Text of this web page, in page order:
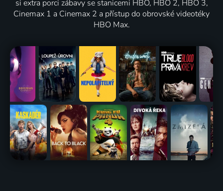
si extra porci zábavy se stanicemi HBO, HBO 2, HBO 3,
Cinemax 1 a Cinemax 2 a přístup do obrovské videotéky
HBO Max.